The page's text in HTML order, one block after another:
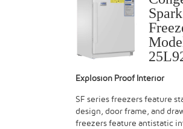
Explosion Proof Interior
SF series freezers feature
design, door frame, and
freezers feature antistatic